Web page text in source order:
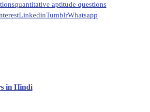
quantitative aptitude questions
LinkedinTumblrWhatsapp
in Hindi